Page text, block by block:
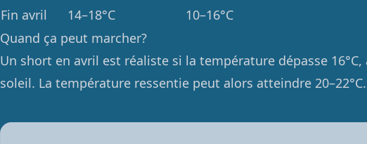
Fin avril
14–18°C
10–16°C
Quand ça peut marcher?
Un short en avril est réaliste si la température dépasse
soleil. La température ressentie peut alors atteindre 20–22°C.